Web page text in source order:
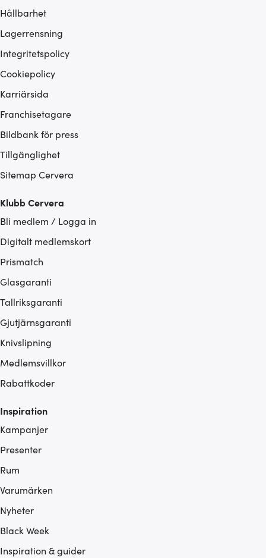
Hållbarhet
Lagerrensning
Integritetspolicy
Cookiepolicy
Karriärsida
Franchisetagare
Bildbank för press
Tillgänglighet
Sitemap Cervera
Klubb Cervera
Bli medlem / Logga in
Digitalt medlemskort
Prismatch
Glasgaranti
Tallriksgaranti
Gjutjärnsgaranti
Knivslipning
Medlemsvillkor
Rabattkoder
Inspiration
Kampanjer
Presenter
Rum
Varumärken
Nyheter
Black Week
Inspiration & guider